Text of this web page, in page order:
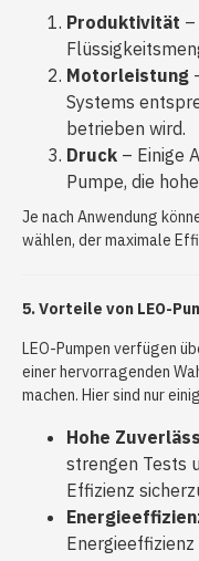
Produktivität
Motorleistung
Systems
betrieben wird.
Druck – Einige
Pumpe, die
Je nach Anwendung
wählen, der maximale
5. Vorteile von LEO-
LEO-Pumpen verfügen
einer hervorragenden
machen. Hier sind nur
Hohe
strengen Tests
Effizienz